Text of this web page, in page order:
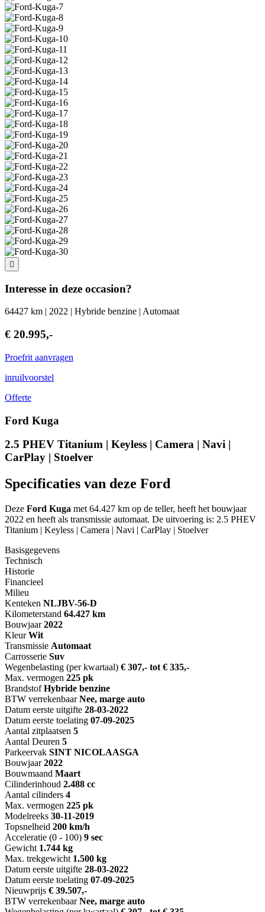
Interesse in deze occasion?
64427 km | 2022 | Hybride benzine | Automaat
€ 20.995,-
Proefrit aanvragen
inruilvoorstel
Offerte
Ford Kuga
2.5 PHEV Titanium | Keyless | Camera | Navi |
CarPlay | Stoelver
Specificaties van deze Ford
Deze Ford Kuga met 64.427 km op de teller, heeft het bouwjaar
2022 en heeft als transmissie automaat. De uitvoering is: 2.5 PHEV
Titanium | Keyless | Camera | Navi | CarPlay | Stoelver
Basisgegevens
Technisch
Historie
Financieel
Milieu
Kenteken NLJBV-56-D
Kilometerstand 64.427 km
Bouwjaar 2022
Kleur Wit
Transmissie Automaat
Carrosserie Suv
Wegenbelasting (per kwartaal) € 307,- tot € 335,-
Max. vermogen 225 pk
Brandstof Hybride benzine
BTW verrekenbaar Nee, marge auto
Datum eerste uitgifte 28-03-2022
Datum eerste toelating 07-09-2025
Aantal zitplaatsen 5
Aantal Deuren 5
Parkeervak SINT NICOLAASGA
Bouwjaar 2022
Bouwmaand Maart
Cilinderinhoud 2.488 cc
Aantal cilinders 4
Max. vermogen 225 pk
Modelreeks 30-11-2019
Topsnelheid 200 km/h
Acceleratie (0 - 100) 9 sec
Gewicht 1.744 kg
Max. trekgewicht 1.500 kg
Datum eerste uitgifte 28-03-2022
Datum eerste toelating 07-09-2025
Nieuwprijs € 39.507,-
BTW verrekenbaar Nee, marge auto